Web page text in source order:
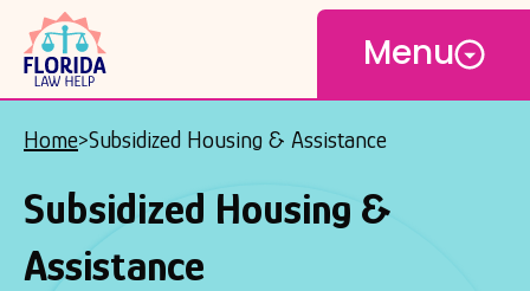
Skip
to
main
Open
Menu
Home Subsidized Housing & Assistance
Subsidized Housing &
Assistance